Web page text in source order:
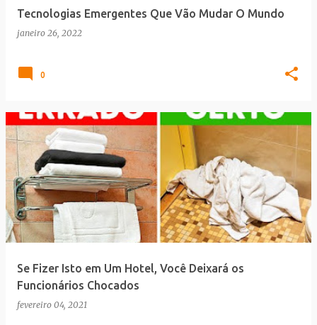
Tecnologias Emergentes Que Vão Mudar O Mundo
janeiro 26, 2022
0
Se Fizer Isto em Um Hotel, Você Deixará os
Funcionários Chocados
fevereiro 04, 2021